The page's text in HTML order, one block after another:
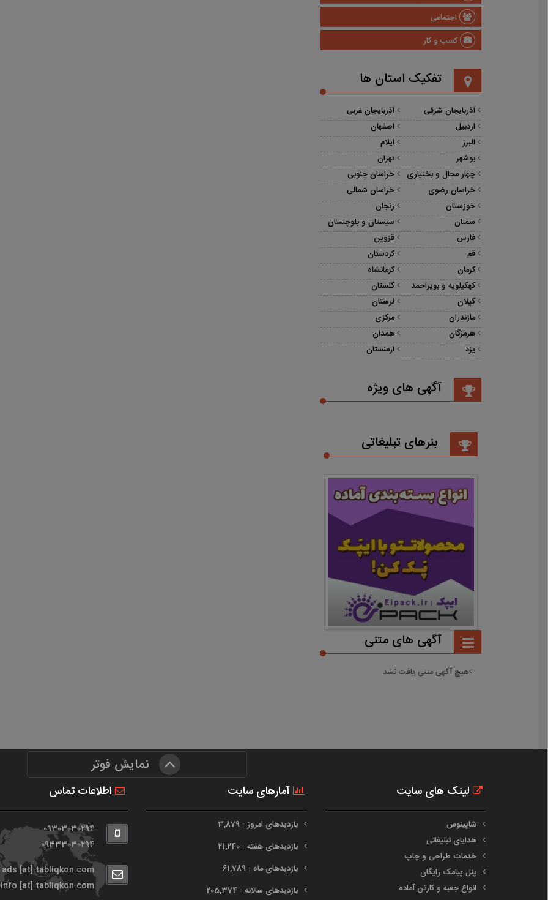
اجتماعی
کسب و کار
تفکیک استان ها
آذربایجان شرقی
آذربایجان غربی
اردبیل
اصفهان
البرز
ایلام
بوشهر
تهران
چهار محال و بختیاری
خراسان جنوبی
خراسان رضوی
خراسان شمالی
خوزستان
زنجان
سمنان
سیستان و بلوچستان
فارس
قزوین
قم
کردستان
کرمان
کرمانشاه
کهکیلویه و بویراحمد
گلستان
گیلان
لرستان
مازندران
مرکزی
هرمزگان
همدان
یزد
ارمنستان
آگهی های ویژه
بنرهای تبلیغاتی
آگهی های متنی
هیچ آگهی متنی یافت نشد
نمایش فوتر
لینک های سایت
شاپینوس
هدایای تبلیغاتی
خدمات طراحی و چاپ
پنل پیامک رایگان
انواع جعبه و کارتن آماده
آمارهای سایت
بازدیدهای امروز : 3,879
بازدیدهای هفته : 21,240
بازدیدهای ماه : 61,789
بازدیدهای سالانه : 205,374
اطلاعات تماس
09303030294
09333030294
ads [at] tabliqkon.com
info [at] tabliqkon.com